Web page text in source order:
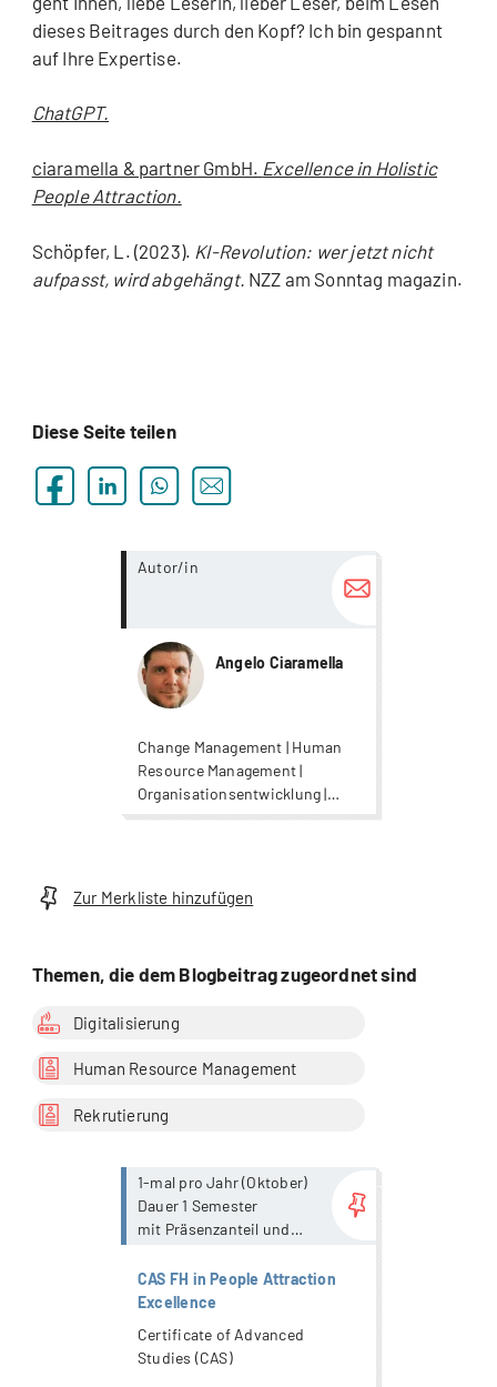
dieses Beitrages durch den Kopf? Ich bin gespannt
auf Ihre Expertise.
ChatGPT.
ciaramella & partner GmbH. Excellence in Holistic
People Attraction.
Schöpfer, L. (2023). KI-Revolution: wer jetzt nicht
aufpasst, wird abgehängt. NZZ am Sonntag magazin.
Diese Seite teilen
Autor/in
Angelo Ciaramella
Change Management | Human
Resource Management |
Organisationsentwicklung |
Rekrutierung
more...
Zur Merkliste hinzufügen
Themen, die dem Blogbeitrag zugeordnet sind
Digitalisierung
Human Resource Management
Rekrutierung
1-mal pro Jahr (Oktober)
Dauer 1 Semester
mit Präsenzanteil und
CAS FH in People Attraction
Excellence
Certificate of Advanced
Studies (CAS)
more...